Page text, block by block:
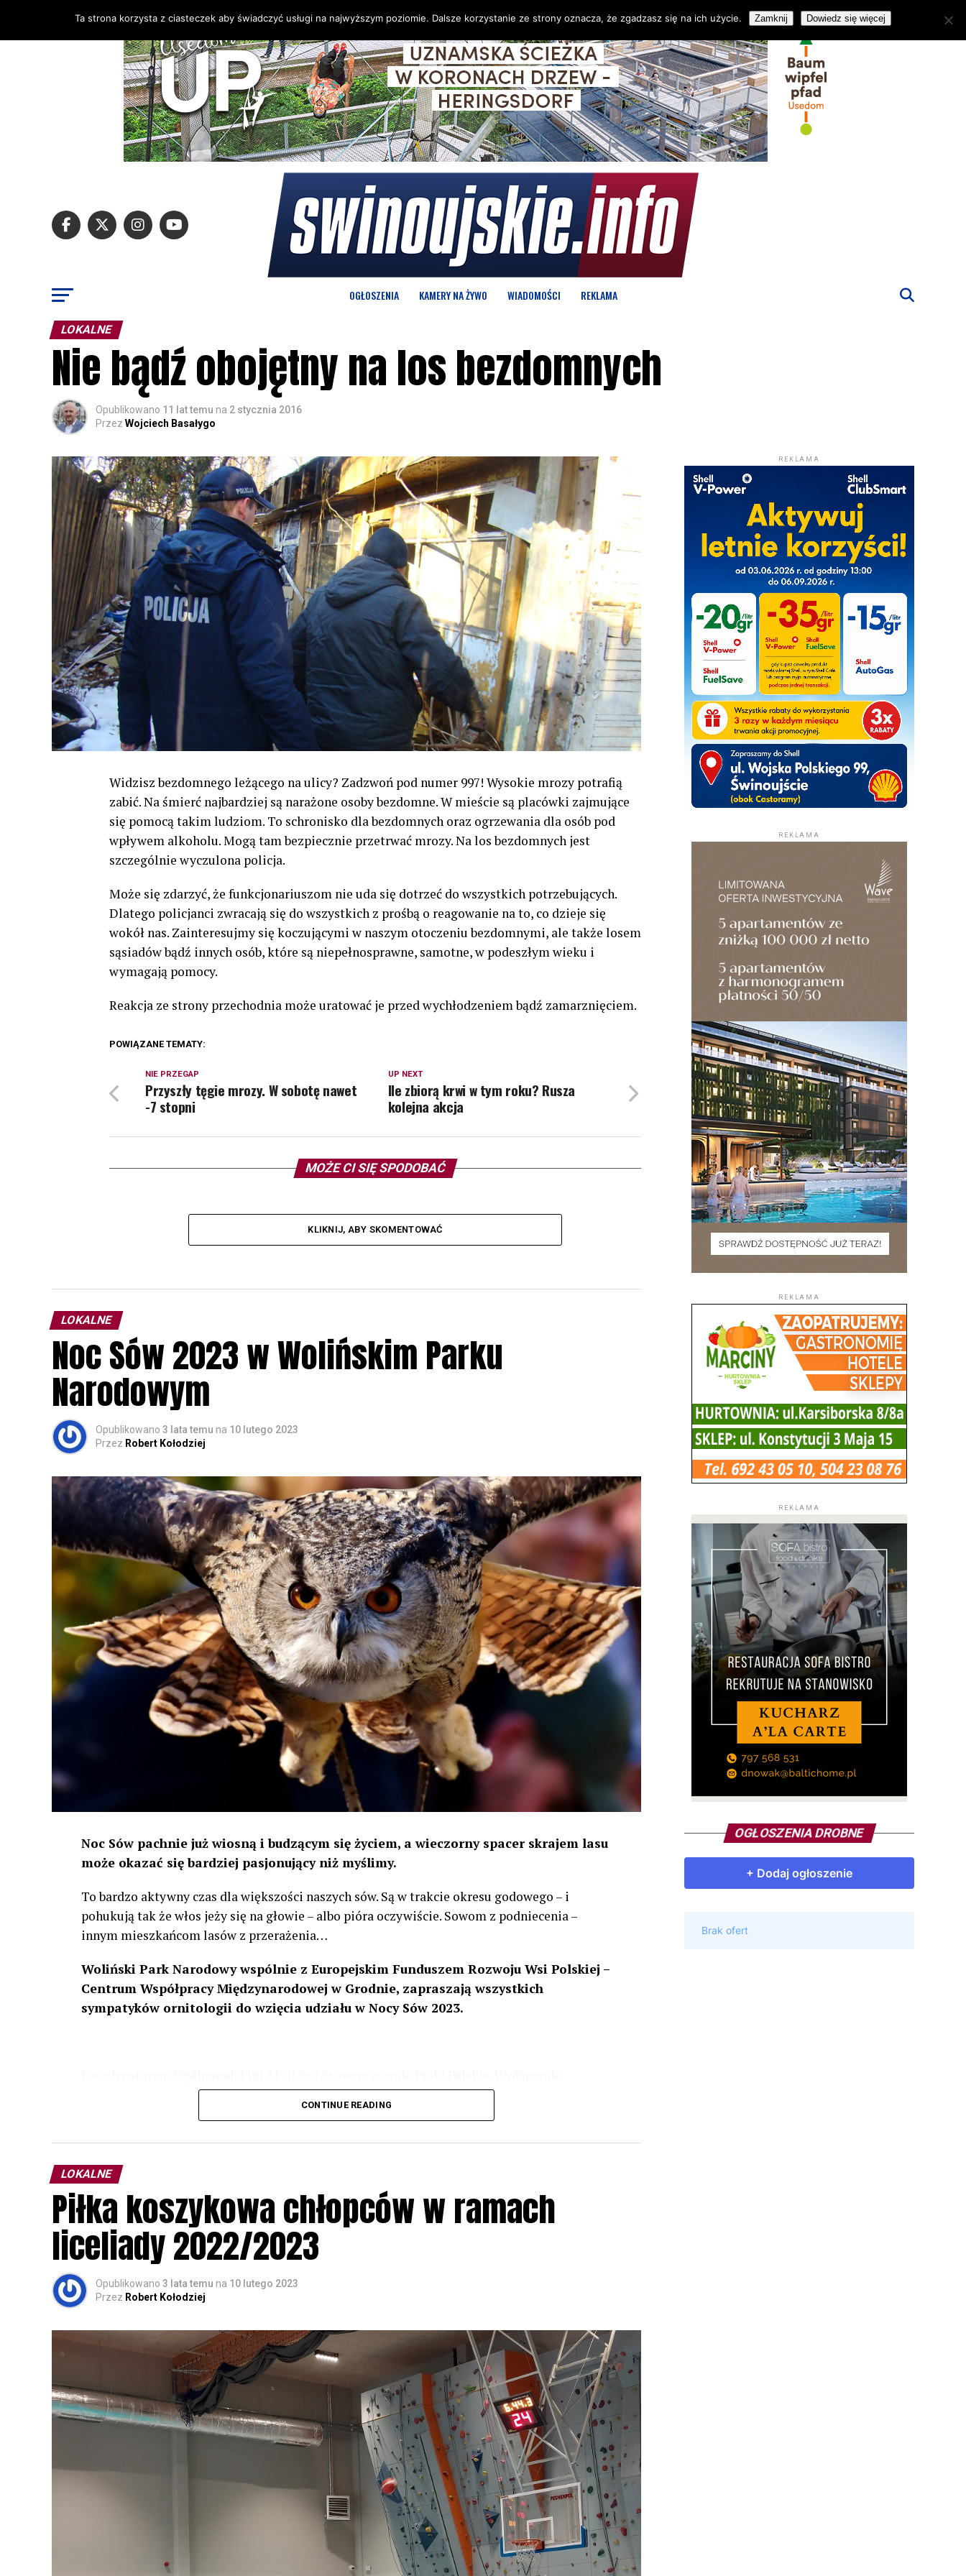
OGŁOSZENIA KAMERY NA ŻYWO WIADOMOŚCI REKLAMA
LOKALNE
Nie bądź obojętny na los bezdomnych
Opublikowano 11 lat temu na 2 stycznia 2016
Przez Wojciech Basałygo
Widzisz bezdomnego leżącego na ulicy? Zadzwoń pod numer 997! Wysokie mrozy potrafią
zabić. Na śmierć najbardziej są narażone osoby bezdomne. W mieście są placówki zajmujące
się pomocą takim ludziom. To schronisko dla bezdomnych oraz ogrzewania dla osób pod
wpływem alkoholu. Mogą tam bezpiecznie przetrwać mrozy. Na los bezdomnych jest
szczególnie wyczulona policja.
Może się zdarzyć, że funkcjonariuszom nie uda się dotrzeć do wszystkich potrzebujących.
Dlatego policjanci zwracają się do wszystkich z prośbą o reagowanie na to, co dzieje się
wokół nas. Zainteresujmy się koczującymi w naszym otoczeniu bezdomnymi, ale także losem
sąsiadów bądź innych osób, które są niepełnosprawne, samotne, w podeszłym wieku i
wymagają pomocy.
Reakcja ze strony przechodnia może uratować je przed wychłodzeniem bądź zamarznięciem.
POWIĄZANE TEMATY:
UP NEXT
Ile zbiorą krwi w tym roku? Rusza
kolejna akcja
NIE PRZEGAP
Przyszły tęgie mrozy. W sobotę nawet
-7 stopni
MOŻE CI SIĘ SPODOBAĆ
KLIKNIJ, ABY SKOMENTOWAĆ
LOKALNE
Noc Sów 2023 w Wolińskim Parku
Narodowym
Opublikowano 3 lata temu na 10 lutego 2023
Przez Robert Kołodziej
Noc Sów pachnie już wiosną i budzącym się życiem, a wieczorny spacer skrajem lasu
może okazać się bardziej pasjonujący niż myślimy.
To bardzo aktywny czas dla większości naszych sów. Są w trakcie okresu godowego – i
pohukują tak że włos jeży się na głowie – albo pióra oczywiście. Sowom z podniecenia –
innym mieszkańcom lasów z przerażenia…
Woliński Park Narodowy wspólnie z Europejskim Funduszem Rozwoju Wsi Polskiej –
Centrum Współpracy Międzynarodowej w Grodnie, zapraszają wszystkich
sympatyków ornitologii do wzięcia udziału w Nocy Sów 2023.
odbędzie się w dniach24 i 25 lutego 2023 r. wg harmonogramu przedstawionego na
Wszystkich uczestników zapraszamy do udziału w Akcji, włączenia się w aktywne
rozpoznawanie głosów sów i wymianę doświadczeń przy grillu.Na wydarzenie obowiązują
zapisy.
CONTINUE READING
LOKALNE
Piłka koszykowa chłopców w ramach
liceliady 2022/2023
Opublikowano 3 lata temu na 10 lutego 2023
Przez Robert Kołodziej
REKLAMA
REKLAMA
REKLAMA
REKLAMA
OGŁOSZENIA DROBNE
Ta strona korzysta z ciasteczek aby świadczyć usługi na najwyższym poziomie. Dalsze korzystanie ze strony oznacza, że zgadzasz się na ich użycie. Zamknij Dowiedz się więcej